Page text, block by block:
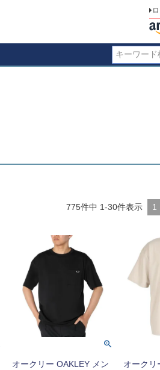
775件中 1-30件表示 1
オークリー OAKLEY メン
オークリ